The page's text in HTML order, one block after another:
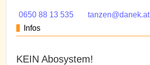
0650 88 13 535
tanzen@danek.at
Infos
KEIN Abosystem!